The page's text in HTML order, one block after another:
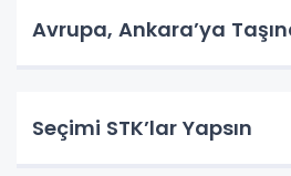
Avrupa, Ankara’ya
Seçimi STK’lar Yapsın